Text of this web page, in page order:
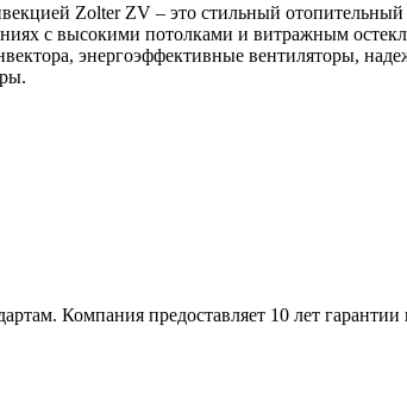
Zolter ZV – это стильный
с высокими потолками и витражным
энергоэффективные вентиляторы,
Компания предоставляет 10 лет